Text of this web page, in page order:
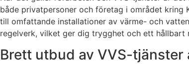
både privatpersoner och företag i området kring
till omfattande installationer av värme- och
regelverk, vilket ger dig trygghet och ett hållbart
Brett utbud av VVS-